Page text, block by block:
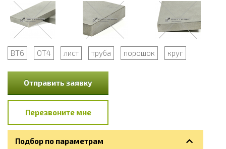
ВТ6 ОТ4 лист труба порошок круг
Отправить заявку
Перезвоните мне
Подбор по параметрам